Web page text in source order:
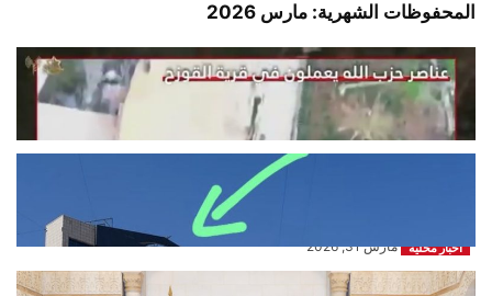
المحفوظات الشهرية: مارس 2026
الجيش الاسرائيلي : حزب الله استولى
على قرية القوزح المسيحية بجنوب...
اخبار محلية مارس 31, 2026
*بالصورة: المبنى المُهدَّد بالاستهداف
على طريق المطار قرب دوّار الجندولين
اخبار محلية مارس 31, 2026
سلام يؤكد مع منظمة الصحة العالمية دعم